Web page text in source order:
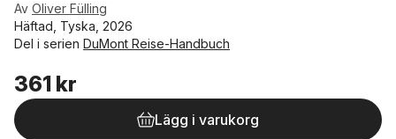
Av Oliver Fülling
Häftad, Tyska, 2026
Del i serien DuMont Reise-Handbuch
361 kr
Lägg i varukorg